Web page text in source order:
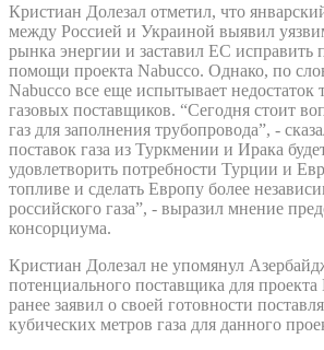
Кристиан Долезал отметил, что
между Россией и Украиной выявил
рынка энергии и заставил ЕС исправить
помощи проекта Nabucco. Однако, по
Nabucco все еще испытывает недостаток
газовых поставщиков. “Сегодня стоит
газ для заполнения трубопровода”, -
поставок газа из Туркмении и Ирака
удовлетворить потребности Турции и
топливе и сделать Европу более
российского газа”, - выразил мнение
консорциума.
Кристиан Долезал не упомянул
потенциального поставщика для проекта
ранее заявил о своей готовности
кубических метров газа для данного